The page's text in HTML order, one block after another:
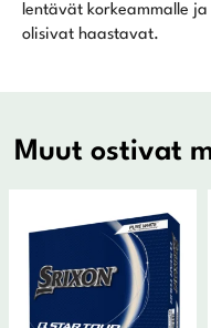
lentävät korkeammalle
olisivat haastavat.
Muut ostivat